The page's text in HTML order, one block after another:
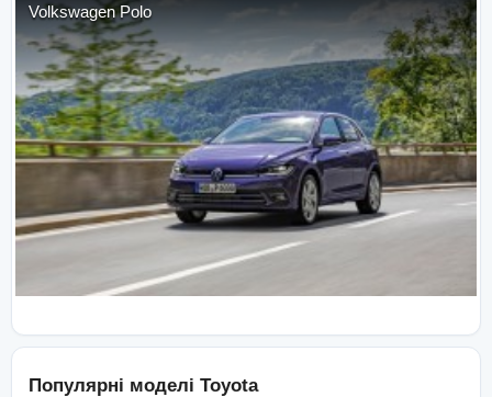
Volkswagen Polo
Популярні моделі Toyota